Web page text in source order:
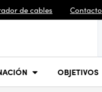
de cables Contacto
OBJETIVOS